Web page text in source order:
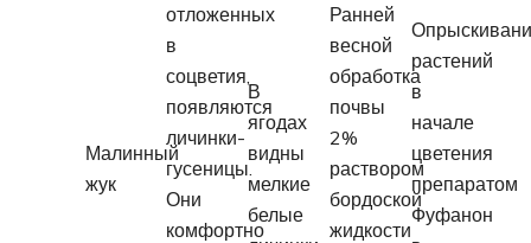
Малинный
жук
отложенных
в
соцветия,
появляются
личинки-
гусеницы.
Они
комфортно
В
ягодах
видны
мелкие
белые
Ранней
весной
обработка
почвы
2%
раствором
бордоской
жидкости
растений
в
начале
цветения
препаратом
Фуфанон